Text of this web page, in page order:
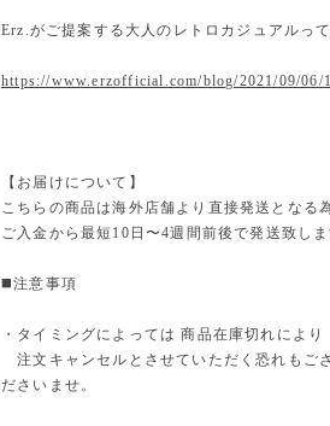
Erz.がご提案する大人のレトロカジュアルっ
https://www.erzofficial.com/blog/2021/09/06/
【お届けについて】
こちらの商品は海外店舗より直接発送となる為
ご入金から最短10日〜4週間前後で発送致しま
◼️注意事項
・タイミングによっては 商品在庫切れにより
注文キャンセルとさせていただく恐れもご
ださいませ。